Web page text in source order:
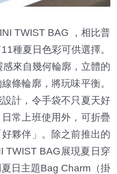
TWIST BAG ，相比普
種夏日色彩可供選擇。
來自幾何輪廓，立體的
條輪廓，將玩味平衡。
計，令手袋不只夏天好
常上班使用外，可折疊
夥伴」。除之前推出的
TWIST BAG展現夏日穿
日主題Bag Charm（掛